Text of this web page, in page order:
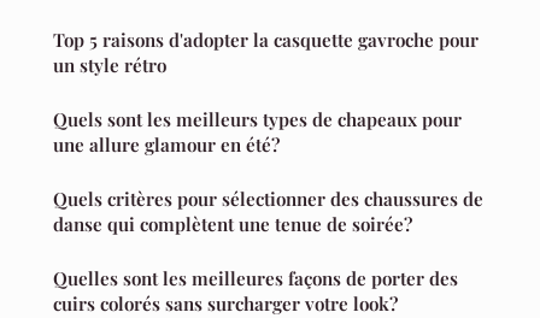
Top 5 raisons d'adopter la casquette gavroche pour
un style rétro
Quels sont les meilleurs types de chapeaux pour
une allure glamour en été?
Quels critères pour sélectionner des chaussures de
danse qui complètent une tenue de soirée?
Quelles sont les meilleures façons de porter des
cuirs colorés sans surcharger votre look?